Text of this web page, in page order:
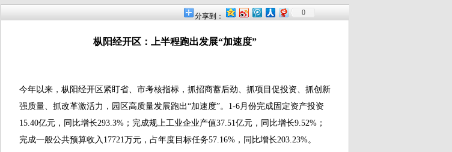
分享到： 0
枞阳经开区：上半程跑出发展“加速度”
今年以来，枞阳经开区紧盯省、市考核指标，抓招商蓄后劲、抓项目促投资、抓创新
强质量、抓改革激活力，园区高质量发展跑出“加速度”。1-6月份完成固定资产投资
15.40亿元，同比增长293.3%；完成规上工业企业产值37.51亿元，同比增长9.52%；
完成一般公共预算收入17721万元，占年度目标任务57.16%，同比增长203.23%。